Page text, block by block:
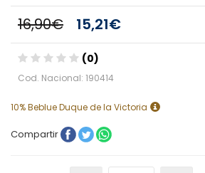
16,90€ 15,21€
(0)
Cod. Nacional: 190414
10% Beblue Duque de la Victoria
Compartir